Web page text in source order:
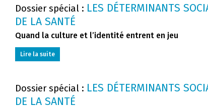
Dossier spécial : LES DÉTERMINANTS
DE LA SANTÉ
Quand la culture et l’identité entrent en jeu
Lire la suite
Dossier spécial : LES DÉTERMINANTS
DE LA SANTÉ